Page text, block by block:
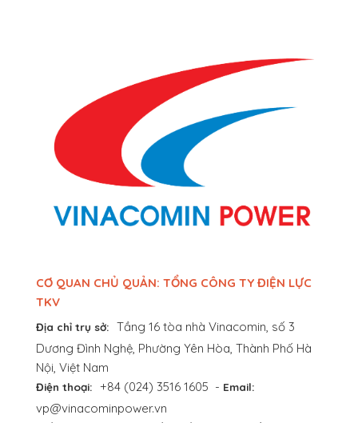
CƠ QUAN CHỦ QUẢN: TỔNG CÔNG TY ĐIỆN LỰC
TKV
Địa chỉ trụ sở: Tầng 16 tòa nhà Vinacomin, số 3
Dương Đình Nghệ, Phường Yên Hòa, Thành Phố Hà
Nội, Việt Nam
Điện thoại: +84 (024) 3516 1605 - Email:
vp@vinacominpower.vn